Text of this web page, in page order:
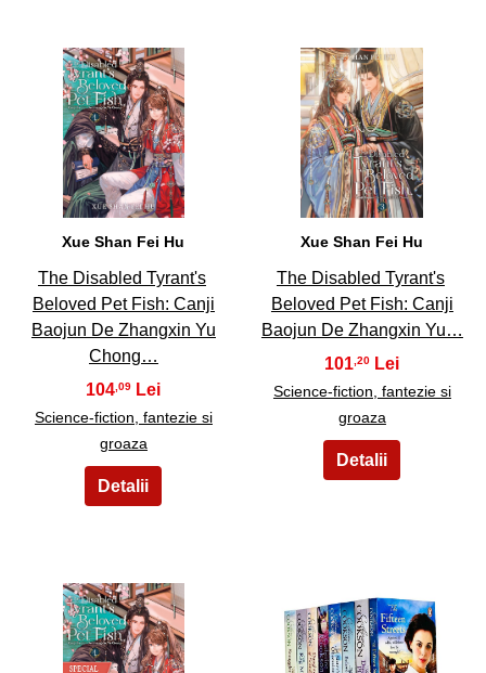
13
Xue Shan Fei Hu
The Disabled Tyrant's
Beloved Pet Fish: Canji
Baojun De Zhangxin Yu
Chong…
104,09
Science-fiction, fantezie si
groaza
14
Xue Shan Fei Hu
The Disabled Tyrant's
Beloved Pet Fish: Canji
Baojun De Zhangxin Yu…
101,20
Science-fiction, fantezie si
groaza